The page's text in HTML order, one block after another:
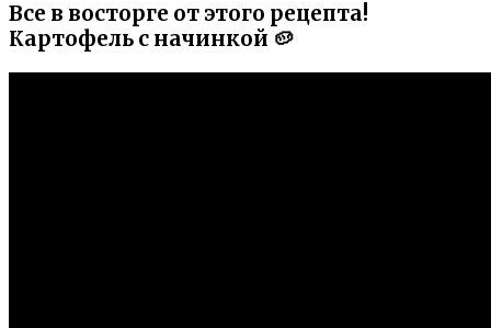
Все в восторге от этого рецепта!
Картофель с начинкой 🥔